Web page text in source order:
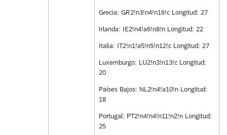
Grecia: GR2!n3!n4!n16!c Longitud: 27
Irlanda: IE2!n4!a6!n8!n Longitud: 22
Italia: IT2!n1!a5!n5!n12!c Longitud: 27
Luxemburgo: LU2!n3!n13!c Longitud:
20
Países Bajos: NL2!n4!a10!n Longitud:
18
Portugal: PT2!n4!n4!n11!n2!n Longitud:
25